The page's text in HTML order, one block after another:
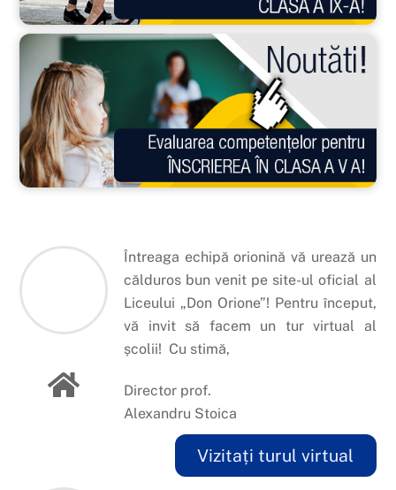
Întreaga echipă orionină vă urează un
călduros bun venit pe site-ul oficial al
Liceului „Don Orione”! Pentru început,
vă invit să facem un tur virtual al
școlii! Cu stimă,
Director prof.
Alexandru Stoica
Vizitați turul virtual